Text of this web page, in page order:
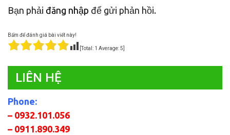
Bạn phải đăng nhập để gửi phản hồi.
Bấm để đánh giá bài viết này!
[Total: 1 Average:5
LIÊN HỆ
Phone:
– 0932.101.056
– 0911.890.349